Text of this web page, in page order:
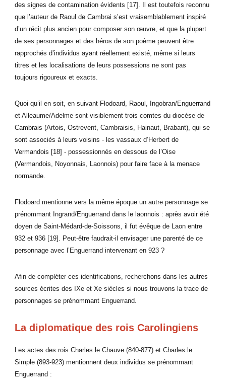
des signes de contamination évidents [17]. Il est toutefois reconnu
que l’auteur de Raoul de Cambrai s’est vraisemblablement inspiré
d’un récit plus ancien pour composer son œuvre, et que la plupart
de ses personnages et des héros de son poème peuvent être
rapprochés d’individus ayant réellement existé, même si leurs
titres et les localisations de leurs possessions ne sont pas
toujours rigoureux et exacts.
Quoi qu’il en soit, en suivant Flodoard, Raoul, Ingobran/Enguerrand
et Alleaume/Adelme sont visiblement trois comtes du diocèse de
Cambrais (Artois, Ostrevent, Cambraisis, Hainaut, Brabant), qui se
sont associés à leurs voisins - les vassaux d’Herbert de
Vermandois [18] - possessionnés en dessous de l’Oise
(Vermandois, Noyonnais, Laonnois) pour faire face à la menace
normande.
Flodoard mentionne vers la même époque un autre personnage se
prénommant Ingrand/Enguerrand dans le laonnois : après avoir été
doyen de Saint-Médard-de-Soissons, il fut évêque de Laon entre
932 et 936 [19]. Peut-être faudrait-il envisager une parenté de ce
personnage avec l’Enguerrand intervenant en 923 ?
Afin de compléter ces identifications, recherchons dans les autres
sources écrites des IXe et Xe siècles si nous trouvons la trace de
personnages se prénommant Enguerrand.
La diplomatique des rois Carolingiens
Les actes des rois Charles le Chauve (840-877) et Charles le
Simple (893-923) mentionnent deux individus se prénommant
Enguerrand :